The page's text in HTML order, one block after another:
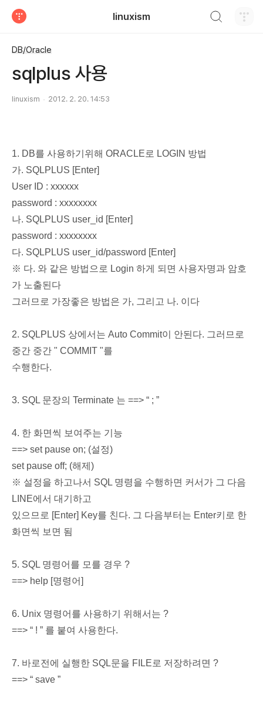
linuxism
DB/Oracle
sqlplus 사용
linuxism 2012. 2. 20. 14:53
1. DB를 사용하기위해 ORACLE로 LOGIN 방법
가. SQLPLUS [Enter]
User ID : xxxxxx
password : xxxxxxxx
나. SQLPLUS user_id [Enter]
password : xxxxxxxx
다. SQLPLUS user_id/password [Enter]
※ 다. 와 같은 방법으로 Login 하게 되면 사용자명과 암호
가 노출된다
그러므로 가장좋은 방법은 가, 그리고 나. 이다
2. SQLPLUS 상에서는 Auto Commit이 안된다. 그러므로
중간 중간 " COMMIT "를
수행한다.
3. SQL 문장의 Terminate 는 ==> “ ; ”
4. 한 화면씩 보여주는 기능
==> set pause on; (설정)
set pause off; (해제)
※ 설정을 하고나서 SQL 명령을 수행하면 커서가 그 다음
LINE에서 대기하고
있으므로 [Enter] Key를 친다. 그 다음부터는 Enter키로 한
화면씩 보면 됨
5. SQL 명령어를 모를 경우 ?
==> help [명령어]
6. Unix 명령어를 사용하기 위해서는 ?
==> “ ! ” 를 붙여 사용한다.
7. 바로전에 실행한 SQL문을 FILE로 저장하려면 ?
==> “ save ”